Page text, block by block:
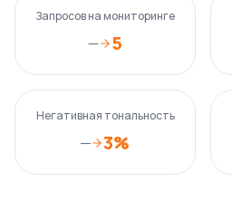
Запросов на мониторинге
— 5
Негативная тональность
— 3%